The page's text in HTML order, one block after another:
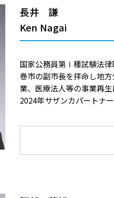
長井 謙
Ken Nagai
国家公務員第Ⅰ種試験法律
巻市の副市長を拝命し地
業、医療法人等の事業再生
2024年サザンカパートナ